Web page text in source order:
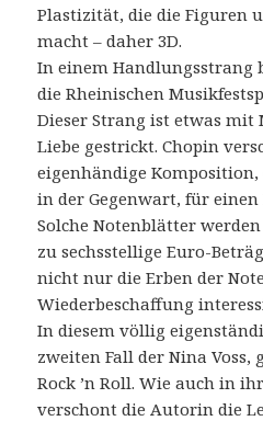
Plastizität, die die Figuren
macht – daher 3D.
In einem Handlungsstrang
die Rheinischen
Dieser Strang ist etwas mit
Liebe gestrickt. Chopin
eigenhändige
in der Gegenwart, für
Solche Notenblätter
zu sechsstellige Euro-
nicht nur die Erben der
Wiederbeschaffung
In diesem völlig
zweiten Fall der Nina Voss,
Rock ’n Roll. Wie auch in
verschont die Autorin die